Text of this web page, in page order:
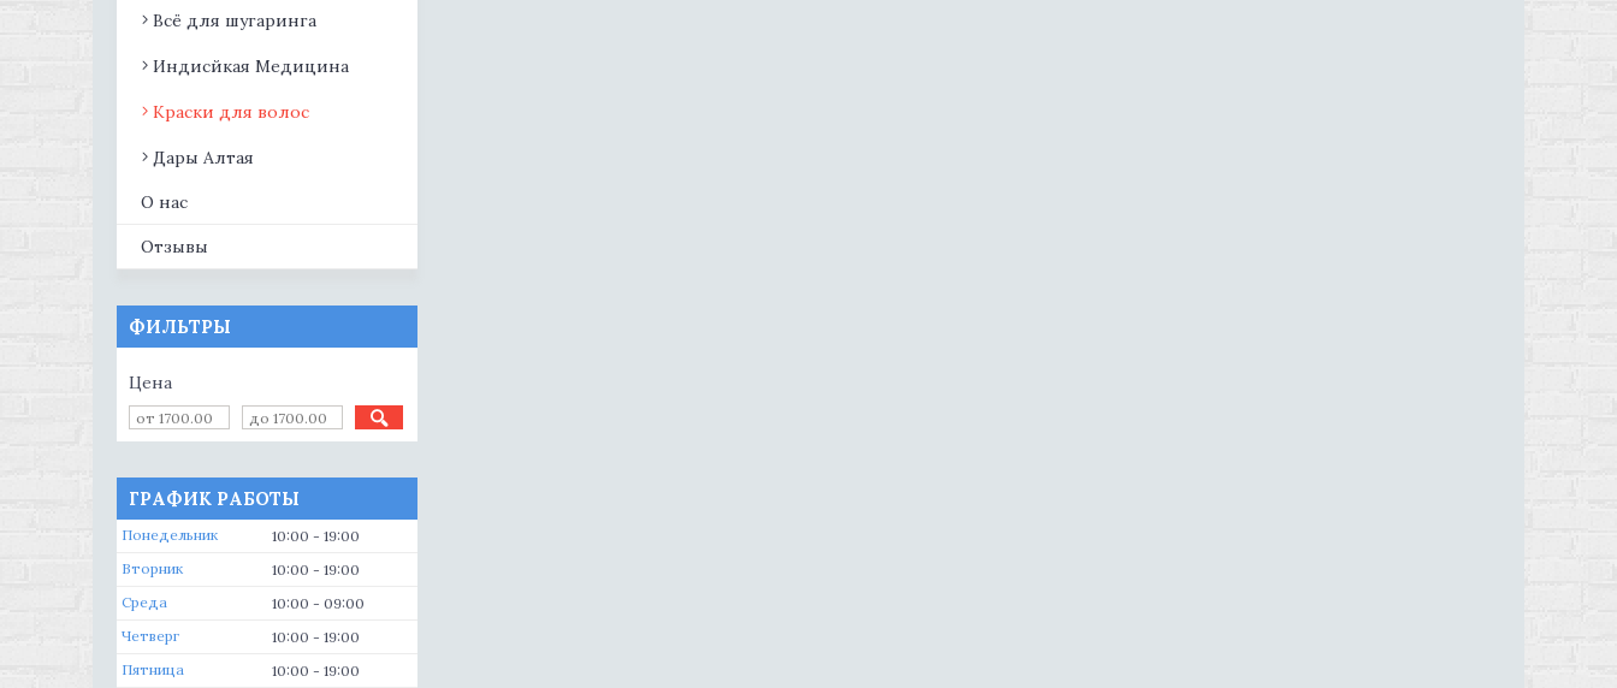
Всё для шугаринга
Индисйкая Медицина
Краски для волос
Дары Алтая
О нас
Отзывы
ФИЛЬТРЫ
Цена
ГРАФИК РАБОТЫ
Понедельник 10:00
19:00
Вторник
10:00
19:00
Среда
10:00
09:00
Четверг
10:00
19:00
Пятница
10:00
19:00